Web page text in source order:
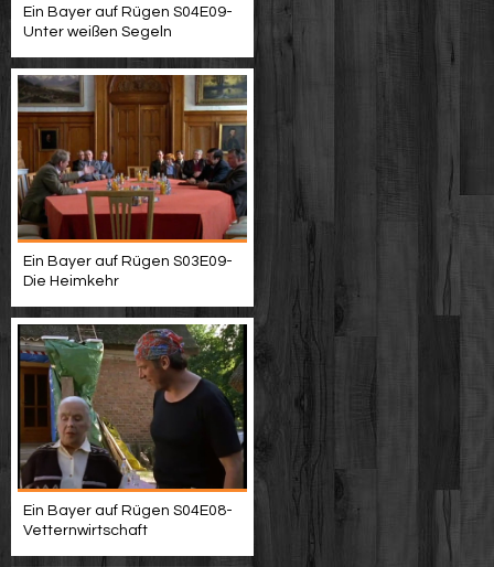
Ein Bayer auf Rügen S04E09-
Unter weißen Segeln
Ein Bayer auf Rügen S03E09-
Die Heimkehr
Ein Bayer auf Rügen S04E08-
Vetternwirtschaft